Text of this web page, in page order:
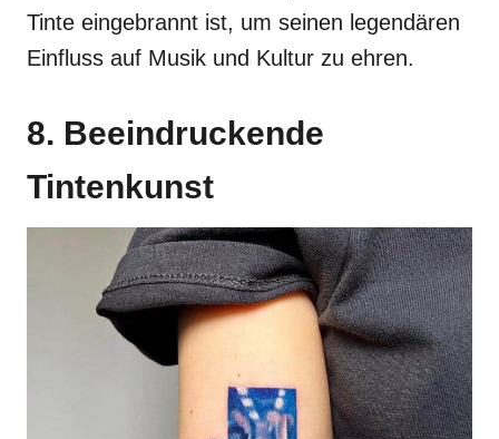
Tinte eingebrannt ist, um seinen legendären
Einfluss auf Musik und Kultur zu ehren.
8. Beeindruckende
Tintenkunst